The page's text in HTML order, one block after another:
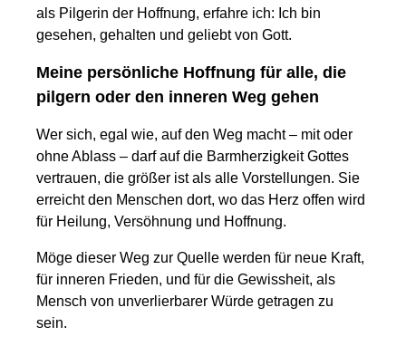
als Pilgerin der Hoffnung, erfahre ich: Ich bin
gesehen, gehalten und geliebt von Gott.
Meine persönliche Hoffnung für alle, die
pilgern oder den inneren Weg gehen
Wer sich, egal wie, auf den Weg macht – mit oder
ohne Ablass – darf auf die Barmherzigkeit Gottes
vertrauen, die größer ist als alle Vorstellungen. Sie
erreicht den Menschen dort, wo das Herz offen wird
für Heilung, Versöhnung und Hoffnung.
Möge dieser Weg zur Quelle werden für neue Kraft,
für inneren Frieden, und für die Gewissheit, als
Mensch von unverlierbarer Würde getragen zu
sein.